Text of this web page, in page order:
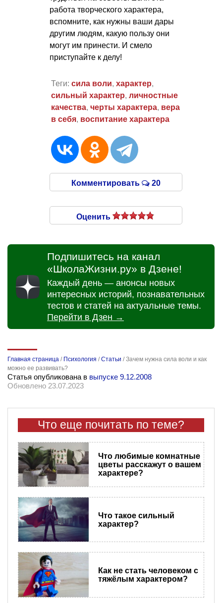
работа творческого характера,
вспомните, как нужны ваши дары
другим людям, какую пользу они
могут им принести. И смело
приступайте к делу!
Теги: сила воли, характер,
сильный характер, личностные
качества, черты характера, вера
в себя, воспитание характера
Комментировать 20
Оценить
Подпишитесь на канал
«ШколаЖизни.ру» в Дзене!
Каждый день — анонсы новых
интересных историй, познавательных
тестов и статей на актуальные темы.
Перейти в Дзен →
Главная страница / Психология /Статьи /Зачем нужна сила воли и как
можно ее развивать?
Статья опубликована в выпуске 9.12.2008
Обновлено 23.07.2023
Что еще почитать по теме?
Что любимые комнатные
цветы расскажут о вашем
характере?
Что такое сильный
характер?
Как не стать человеком с
тяжёлым характером?